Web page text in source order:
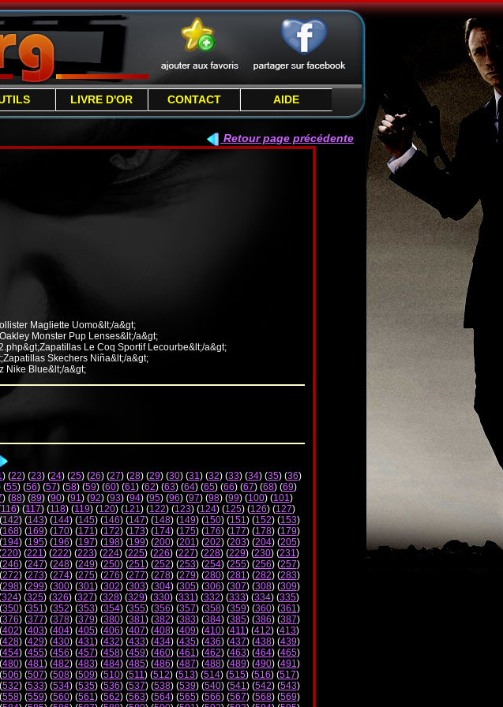
LIVRE D'OR CONTACT AIDE
Retour page précédente
Magliette Uomo&lt;/a&gt;
Monster Pup Lenses&lt;/a&gt;
Le Coq Sportif Lecourbe&lt;/a&gt;
Skechers Niña&lt;/a&gt;
Nike Blue&lt;/a&gt;
) (22) (23) (24) (25) (26) (27) (28) (29) (30) (31) (32) (33) (34) (35) (36)
(55) (56) (57) (58) (59) (60) (61) (62) (63) (64) (65) (66) (67) (68) (69)
) (88) (89) (90) (91) (92) (93) (94) (95) (96) (97) (98) (99) (100) (101)
116) (117) (118) (119) (120) (121) (122) (123) (124) (125) (126) (127)
142) (143) (144) (145) (146) (147) (148) (149) (150) (151) (152) (153)
168) (169) (170) (171) (172) (173) (174) (175) (176) (177) (178) (179)
194) (195) (196) (197) (198) (199) (200) (201) (202) (203) (204) (205)
220) (221) (222) (223) (224) (225) (226) (227) (228) (229) (230) (231)
246) (247) (248) (249) (250) (251) (252) (253) (254) (255) (256) (257)
272) (273) (274) (275) (276) (277) (278) (279) (280) (281) (282) (283)
298) (299) (300) (301) (302) (303) (304) (305) (306) (307) (308) (309)
324) (325) (326) (327) (328) (329) (330) (331) (332) (333) (334) (335)
350) (351) (352) (353) (354) (355) (356) (357) (358) (359) (360) (361)
376) (377) (378) (379) (380) (381) (382) (383) (384) (385) (386) (387)
402) (403) (404) (405) (406) (407) (408) (409) (410) (411) (412) (413)
428) (429) (430) (431) (432) (433) (434) (435) (436) (437) (438) (439)
454) (455) (456) (457) (458) (459) (460) (461) (462) (463) (464) (465)
480) (481) (482) (483) (484) (485) (486) (487) (488) (489) (490) (491)
506) (507) (508) (509) (510) (511) (512) (513) (514) (515) (516) (517)
532) (533) (534) (535) (536) (537) (538) (539) (540) (541) (542) (543)
558) (559) (560) (561) (562) (563) (564) (565) (566) (567) (568) (569)